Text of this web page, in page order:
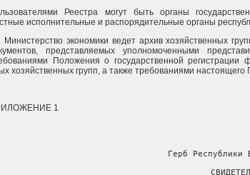
Реестра могут быть органы
исполнительные и распорядительные органы
Министерство экономики ведет архив хозяйственных
представляемых уполномоченными
Положения о государственной регистрации
хозяйственных групп, а также требованиями
1
Герб Республики